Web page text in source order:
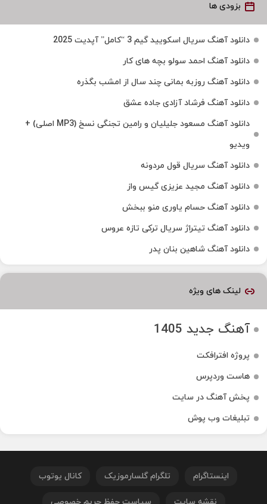
بزودی ها
دانلود آهنگ سریال اسکویید گیم 3 “کامل” آپدیت 2025
دانلود آهنگ احمد سولو بچه های کار
دانلود آهنگ روزبه بمانی چند سال از امشب بگذره
دانلود آهنگ فرشاد آزادی جاده عشق
دانلود آهنگ مسعود جلیلیان و رامین تجنگی نسخ (MP3 اصلی) +
ویدیو
دانلود آهنگ سریال قول مردونه
دانلود آهنگ مجید عزیزی گیس واز
دانلود آهنگ حسام یاوری منو ببخش
دانلود آهنگ تیتراژ سریال ترکی تازه عروس
دانلود آهنگ شاهین بنان پدر
لینک های ویژه
آهنگ جدید 1405
پروژه افترافکت
هاست وردپرس
پخش آهنگ در سایت
تبلیغات وب پوش
اینستاگرام تلگرام گلسارموزیک کانال یوتوب